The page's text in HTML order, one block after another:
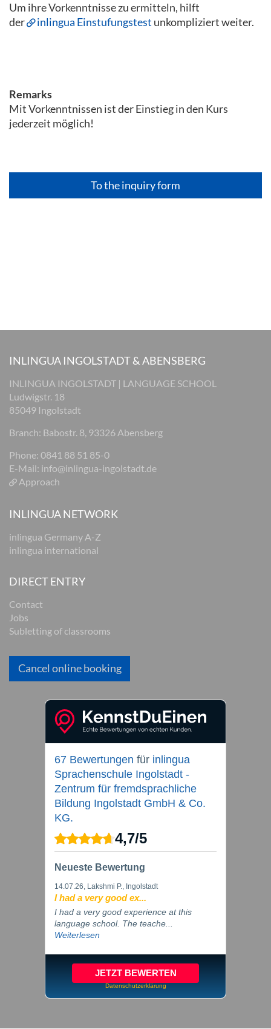
Um ihre Vorkenntnisse zu ermitteln, hilft
der
inlingua Einstufungstest unkompliziert weiter.
Remarks
Mit Vorkenntnissen ist der Einstieg in den Kurs
jederzeit möglich!
To the inquiry form
INLINGUA INGOLSTADT & ABENSBERG
INLINGUA INGOLSTADT | LANGUAGE SCHOOL
Ludwigstr. 18
85049 Ingolstadt
Branch: Babostr. 8, 93326 Abensberg
Phone: 0841 88 51 85-0
E-Mail: info@inlingua-ingolstadt.de
Approach
INLINGUA NETWORK
inlingua Germany A-Z
inlingua international
DIRECT ENTRY
Contact
Jobs
Subletting of classrooms
Cancel online booking
67 Bewertungen für inlingua
Sprachenschule Ingolstadt -
Zentrum für fremdsprachliche
Bildung Ingolstadt GmbH & Co.
KG.
4,7/5
Neueste Bewertung
14.07.26, Lakshmi P., Ingolstadt
I had a very good ex...
I had a very good experience at this
language school. The teache...
Weiterlesen
JETZT BEWERTEN
Datenschutzerklärung